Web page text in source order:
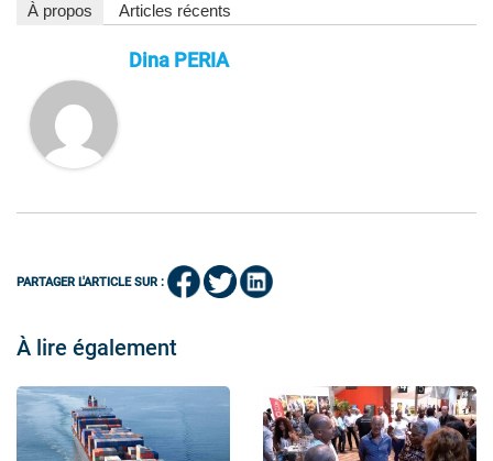
À propos Articles récents
Dina PERIA
PARTAGER L'ARTICLE SUR :
À lire également